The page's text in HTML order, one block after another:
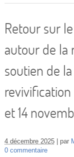
Retour sur
autour de la
soutien de
et 14
4 décembre 2025 par
0 commentaire